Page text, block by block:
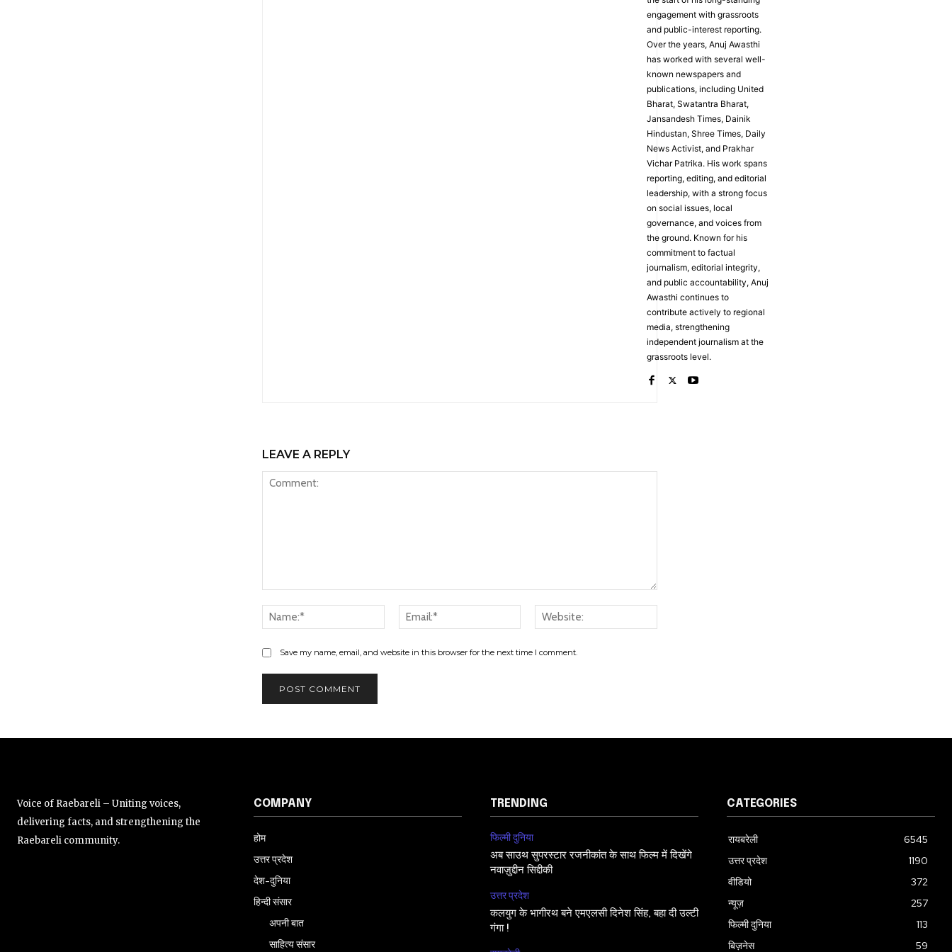
engagement with grassroots
and public-interest reporting.
Over the years, Anuj Awasthi
has worked with several well-
known newspapers and
publications, including United
Bharat, Swatantra Bharat,
Jansandesh Times, Dainik
Hindustan, Shree Times, Daily
News Activist, and Prakhar
Vichar Patrika. His work spans
reporting, editing, and editorial
leadership, with a strong focus
on social issues, local
governance, and voices from
the ground. Known for his
commitment to factual
journalism, editorial integrity,
and public accountability, Anuj
Awasthi continues to
contribute actively to regional
media, strengthening
independent journalism at the
grassroots level.
LEAVE A REPLY
Name:*
Email:*
Save my name, email, and website in this browser for the next time I comment.
Voice of Raebareli – Uniting voices,
delivering facts, and strengthening the
Raebareli community.
COMPANY
होम
उत्तर प्रदेश
देश-दुनिया
हिन्दी संसार
अपनी बात
साहित्य संसार
TRENDING
फिल्मी दुनिया
अब साउथ सुपरस्टार रजनीकांत के साथ फिल्म में दिखेंगे
नवाज़ुद्दीन सिद्दीकी
उत्तर प्रदेश
कलयुग के भागीरथ बने एमएलसी दिनेश सिंह, बहा दी उल्टी
गंगा !
CATEGORIES
रायबरेली
6545
उत्तर प्रदेश
1190
वीडियो
372
न्यूज़
257
फिल्मी दुनिया
113
बिज़नेस
59